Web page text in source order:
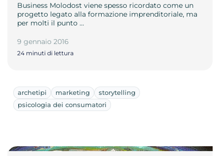
Business Molodost viene spesso ricordato come un
progetto legato alla formazione imprenditoriale, ma
per molti il punto …
9 gennaio 2016
24 minuti di lettura
archetipi marketing
storytelling
psicologia dei consumatori